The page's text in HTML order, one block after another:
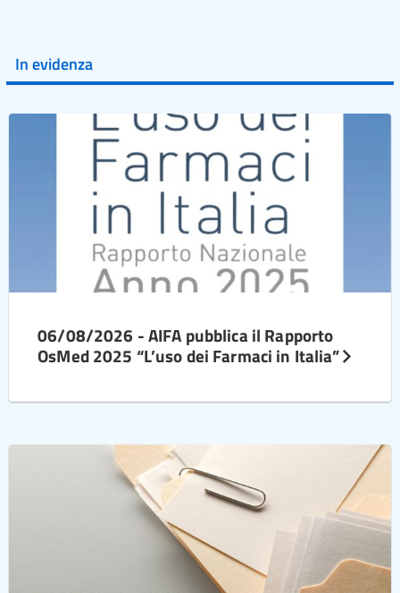
In evidenza
06/08/2026 - AIFA pubblica il Rapporto
OsMed 2025 “L’uso dei Farmaci in Italia”